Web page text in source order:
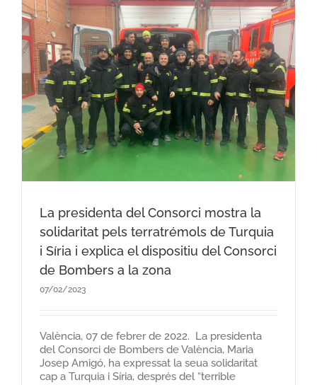
La presidenta del Consorci mostra la
solidaritat pels terratrémols de Turquia
i Síria i explica el dispositiu del Consorci
de Bombers a la zona
07/02/2023
València, 07 de febrer de 2022. La presidenta
del Consorci de Bombers de València, Maria
Josep Amigó, ha expressat la seua solidaritat
cap a Turquia i Síria, després del “terrible